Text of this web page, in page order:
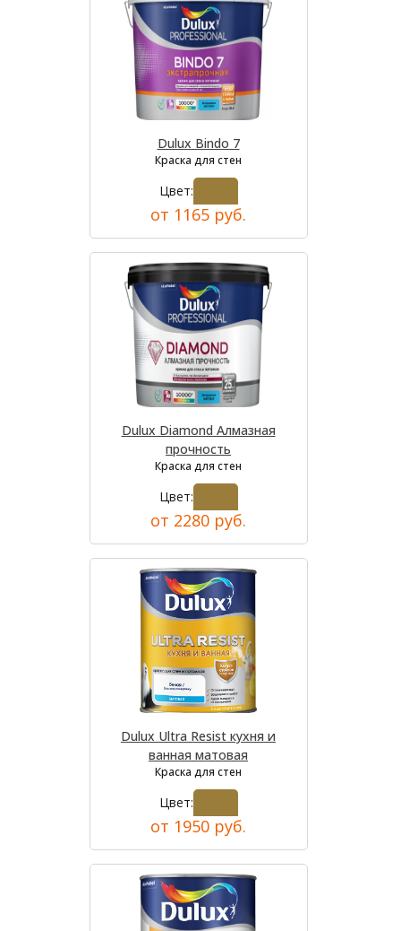
Dulux Bindo 7
Краска для стен
Цвет:
от 1165 руб.
Dulux Diamond Алмазная
прочность
Краска для стен
Цвет:
от 2280 руб.
Dulux Ultra Resist кухня и
ванная матовая
Краска для стен
Цвет:
от 1950 руб.